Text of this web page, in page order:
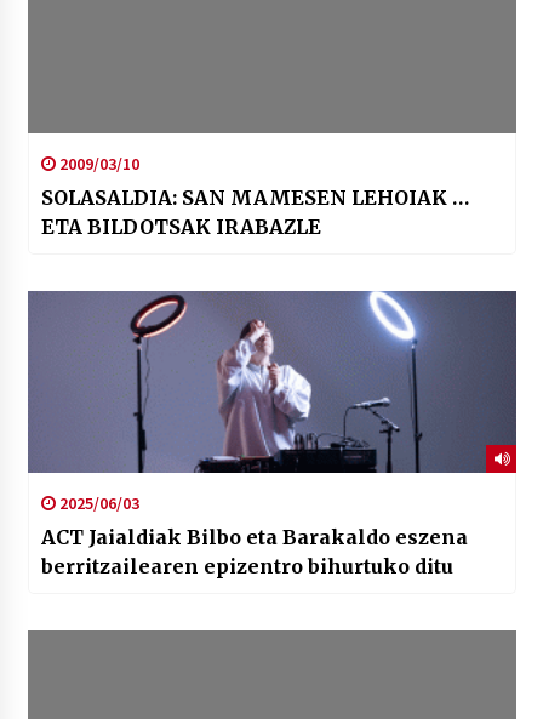
2009/03/10
SOLASALDIA: SAN MAMESEN LEHOIAK …
ETA BILDOTSAK IRABAZLE
2025/06/03
ACT Jaialdiak Bilbo eta Barakaldo eszena
berritzailearen epizentro bihurtuko ditu